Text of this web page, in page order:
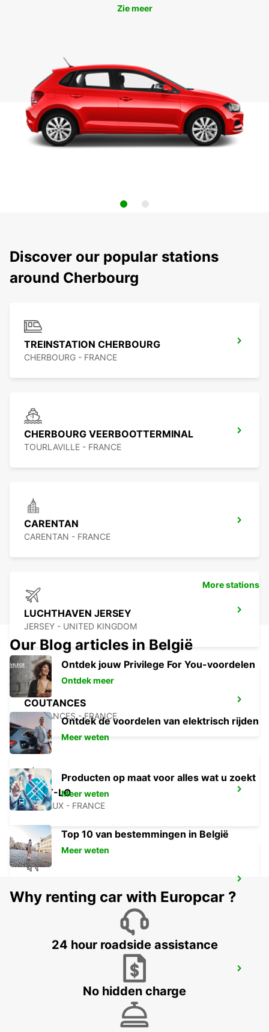
Zie meer
Discover our popular stations
around Cherbourg
TREINSTATION CHERBOURG
CHERBOURG - FRANCE
CHERBOURG VEERBOOTTERMINAL
TOURLAVILLE - FRANCE
CARENTAN
CARENTAN - FRANCE
LUCHTHAVEN JERSEY
JERSEY - UNITED KINGDOM
COUTANCES
COUTANCES - FRANCE
SAINT-LO
AGNEAUX - FRANCE
GUERNSEY - UNITED KINGDOM
VAUCELLES - FRANCE
More stations
Our Blog articles in België
Ontdek jouw Privilege For You-voordelen
Ontdek meer
Ontdek de voordelen van elektrisch rijden
Meer weten
Producten op maat voor alles wat u zoekt
Meer weten
Top 10 van bestemmingen in België
Meer weten
Why renting car with Europcar ?
24 hour roadside assistance
No hidden charge